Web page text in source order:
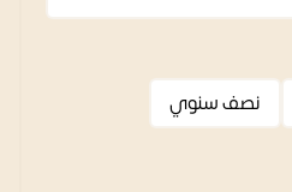
نصف سنوي